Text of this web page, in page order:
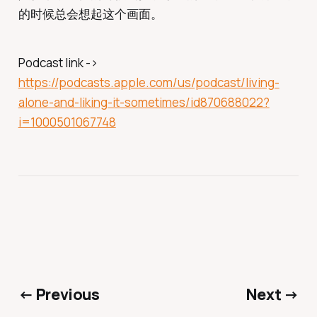
的时候总会想起这个画面。
Podcast link ->
https://podcasts.apple.com/us/podcast/living-
alone-and-liking-it-sometimes/id870688022?
i=1000501067748
← Previous Next →